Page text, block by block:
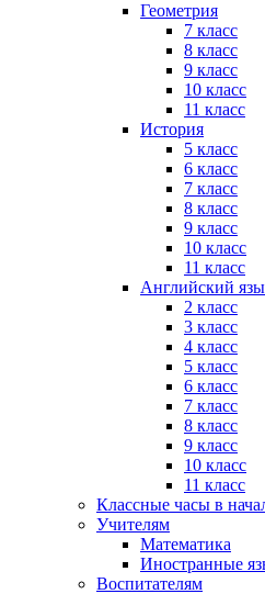
Геометрия
7 класс
8 класс
9 класс
10 класс
11 класс
История
5 класс
6 класс
7 класс
8 класс
9 класс
10 класс
11 класс
Английский
2 класс
3 класс
4 класс
5 класс
6 класс
7 класс
8 класс
9 класс
10 класс
11 класс
Классные часы в
Учителям
Математика
Иностранные
Воспитателям